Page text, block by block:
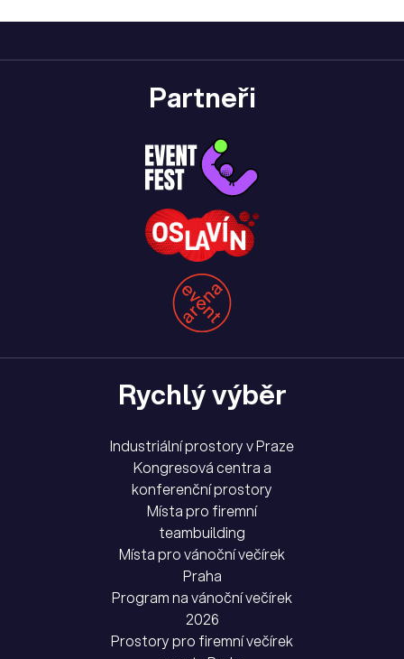
Partneři
Rychlý výběr
Industriální prostory v Praze
Kongresová centra a
konferenční prostory
Místa pro firemní
teambuilding
Místa pro vánoční večírek
Praha
Program na vánoční večírek
2026
Prostory pro firemní večírek